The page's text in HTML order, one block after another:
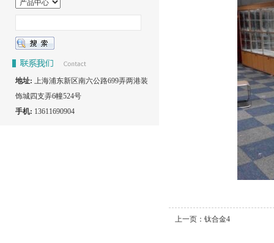
地址: 上海浦东新区南六公路699弄两港装
饰城四支弄6幢524号
手机: 13611690904
上一页： 钛合金4